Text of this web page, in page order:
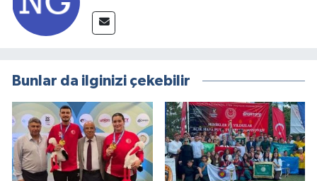
Bunlar da ilginizi çekebilir